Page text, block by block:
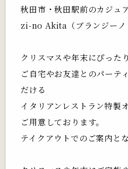
秋田市・秋田駅前のカジュ
zi-no Akita（ブランジーノ
クリスマスや年末にぴった
ご自宅やお友達とのパーテ
だける
イタリアンレストラン特製
ご用意しております。
テイクアウトでのご案内とな